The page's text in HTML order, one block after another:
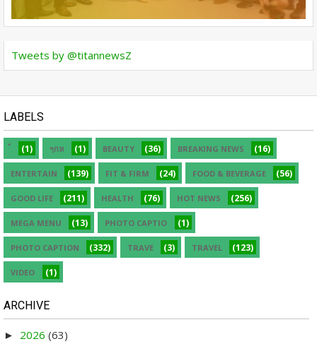
Tweets by @titannewsZ
LABELS
(1) ๆกห (1) BEAUTY (36) BREAKING NEWS (16)
ENTERTAIN (139) FIT & FIRM (24) FOOD & BEVERAGE (56)
GOOD LIFE (211) HEALTH (76) HOT NEWS (256)
MEGA MENU (13) PHOTO CAPTIO (1)
PHOTO CAPTION (332) TRAVE (3) TRAVEL (123)
VIDEO (1)
ARCHIVE
► 2026 (63)